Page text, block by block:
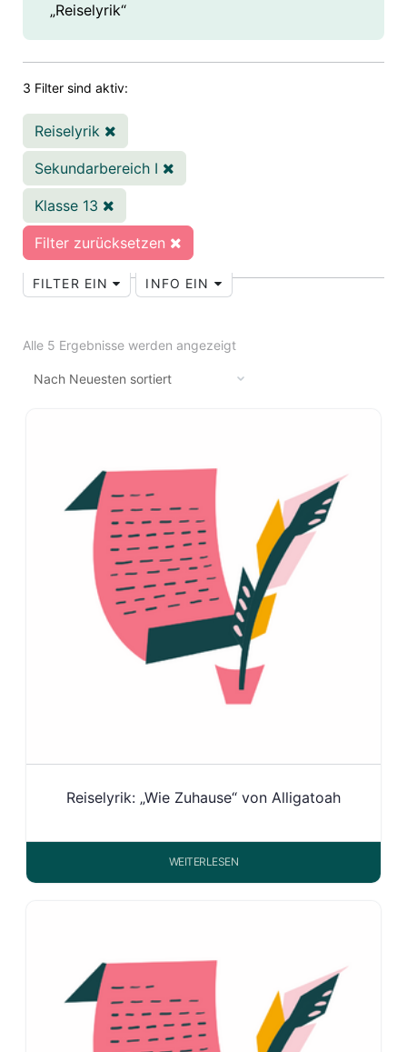
„Reiselyrik“
3 Filter sind aktiv:
Reiselyrik
Sekundarbereich I
Klasse 13
Filter zurücksetzen
FILTER EIN INFO EIN
Alle 5 Ergebnisse werden angezeigt
Reiselyrik: „Wie Zuhause“ von Alligatoah
WEITERLESEN